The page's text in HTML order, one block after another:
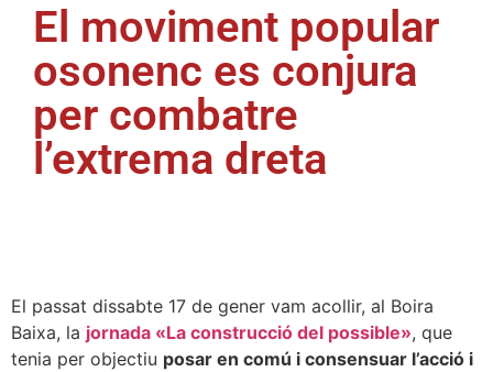
El moviment popular
osonenc es conjura
per combatre
l’extrema dreta
El passat dissabte 17 de gener vam acollir, al Boira
Baixa, la jornada «La construcció del possible», que
tenia per objectiu posar en comú i consensuar l’acció i